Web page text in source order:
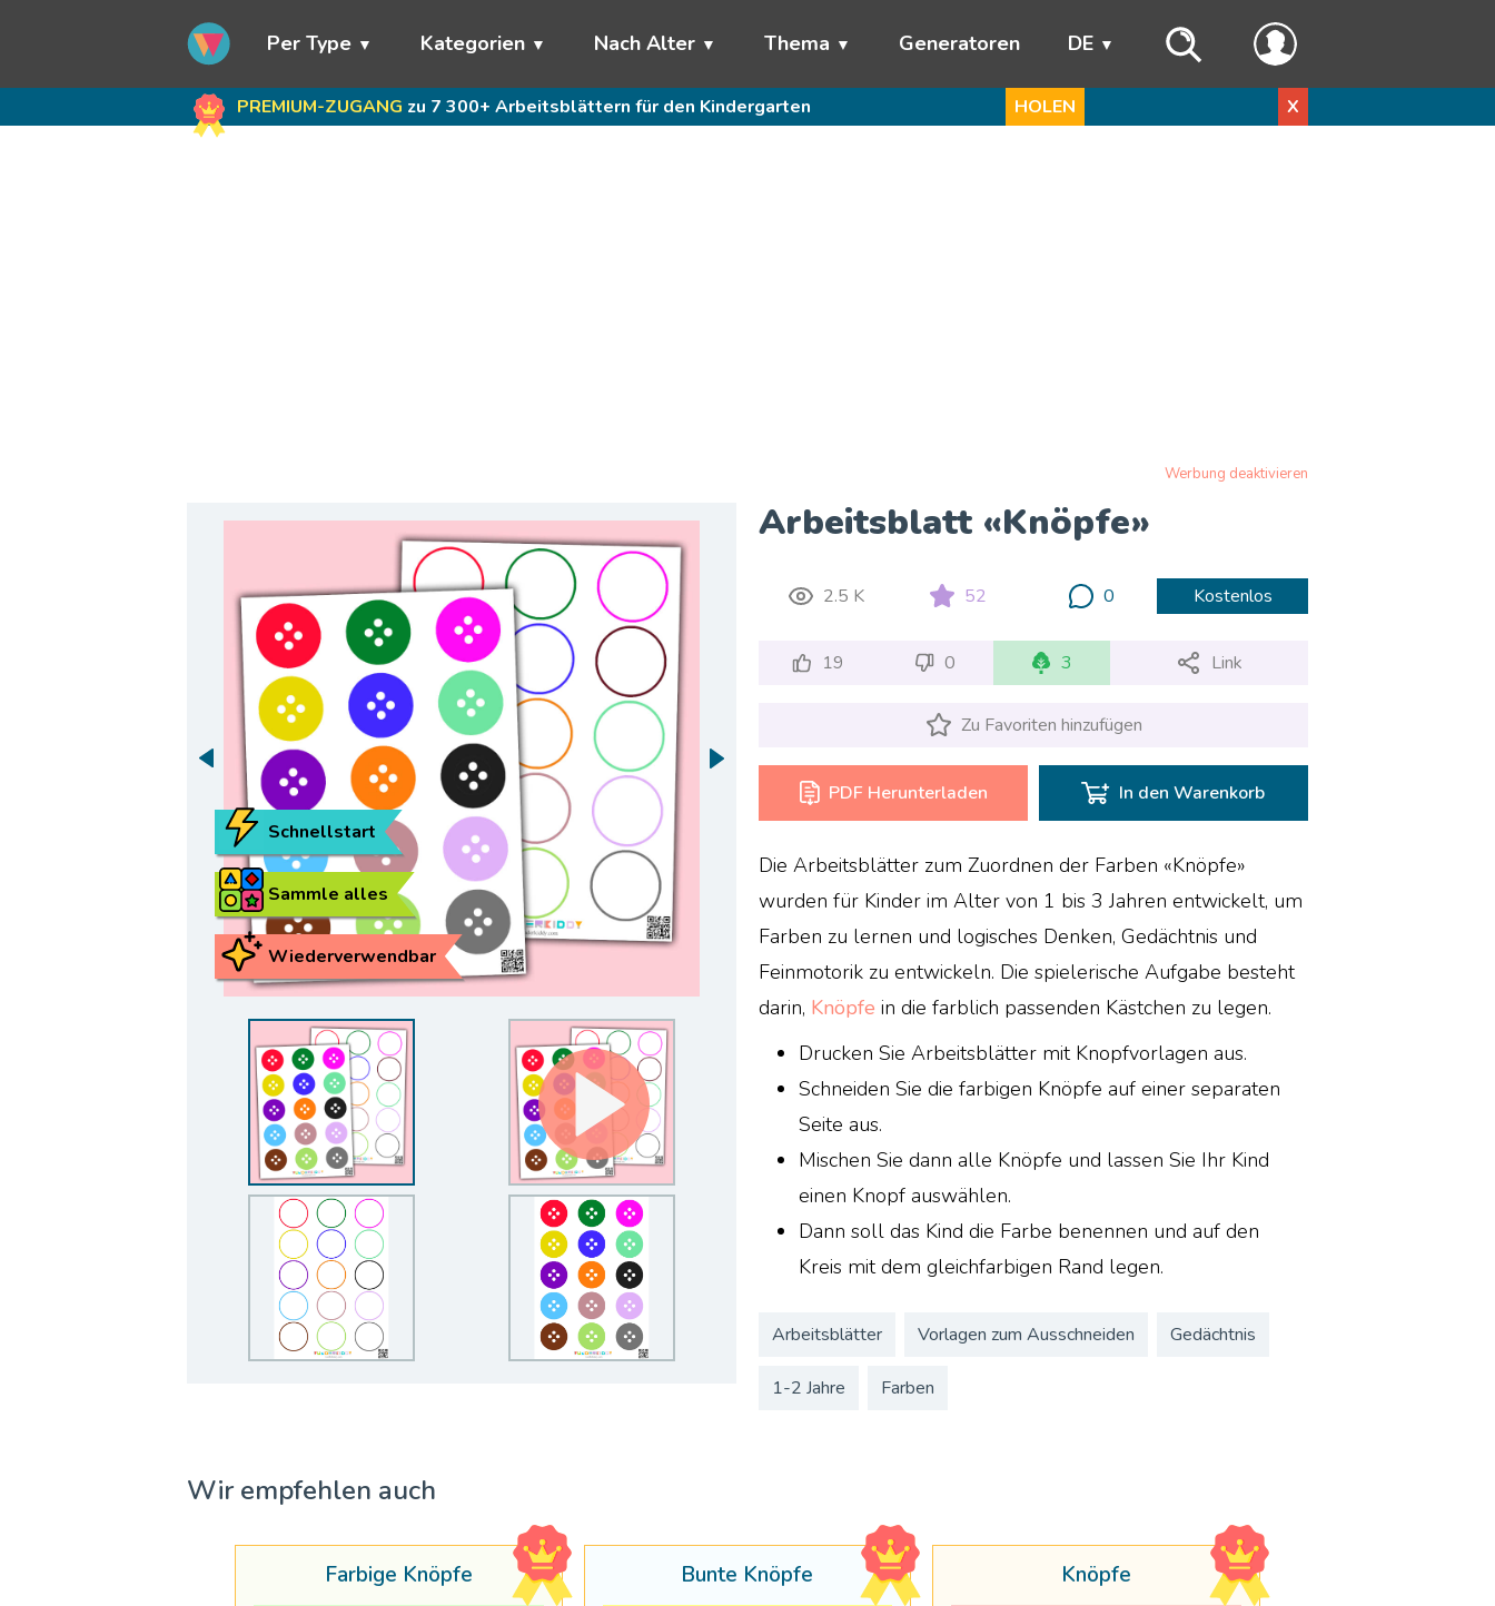
Per Type Kategorien Nach Alter Thema Generatoren DE
PREMIUM-ZUGANG zu 7 300+ Arbeitsblättern für den Kindergarten HOLEN X
Werbung deaktivieren
Arbeitsblatt «Knöpfe»
Wiederverwendbar
Sammle alles
Schnellstart
2.5 K 52 0 Kostenlos
19 0 3 Link
Zu Favoriten hinzufügen
PDF Herunterladen In den Warenkorb
Die Arbeitsblätter zum Zuordnen der Farben «Knöpfe»
wurden für Kinder im Alter von 1 bis 3 Jahren entwickelt, um
Farben zu lernen und logisches Denken, Gedächtnis und
Feinmotorik zu entwickeln. Die spielerische Aufgabe besteht
darin, Knöpfe in die farblich passenden Kästchen zu legen.
Drucken Sie Arbeitsblätter mit Knopfvorlagen aus.
Schneiden Sie die farbigen Knöpfe auf einer separaten
Seite aus.
Mischen Sie dann alle Knöpfe und lassen Sie Ihr Kind
einen Knopf auswählen.
Dann soll das Kind die Farbe benennen und auf den
Kreis mit dem gleichfarbigen Rand legen.
Arbeitsblätter Vorlagen zum Ausschneiden Gedächtnis
1-2 Jahre Farben
Wir empfehlen auch
Farbige Knöpfe Bunte Knöpfe Knöpfe